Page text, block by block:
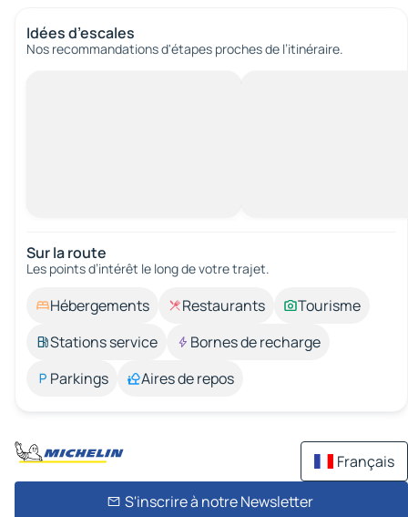
Idées d’escales
Nos recommandations d'étapes proches de l’itinéraire.
Sur la route
Les points d’intérêt le long de votre trajet.
Hébergements Restaurants
Tourisme
Stations service
Bornes de recharge
Parkings
Aires de repos
Français
S'inscrire à notre Newsletter